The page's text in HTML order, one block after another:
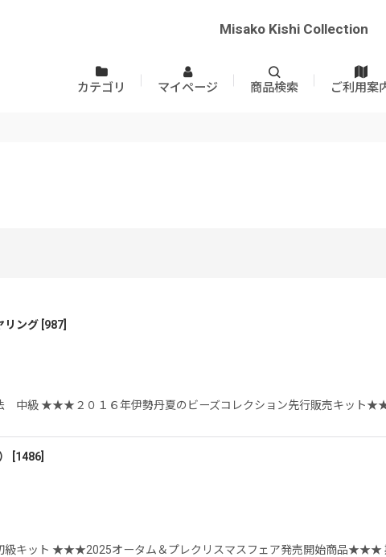
Misako Kishi Collection
カテゴリ マイページ 商品検索 ご利用案
リング 987
中級 ★★★２０１６年伊勢丹夏のビーズコレクション先行販売キット
1486
キット ★★★2025オータム＆プレクリスマスフェア発売開始商品★★★